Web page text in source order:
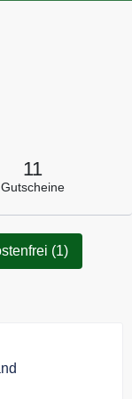
11
Gutscheine
(1)